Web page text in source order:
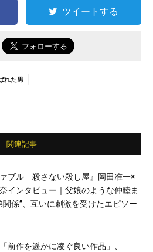
ツイートする
れた男
関連記事
ァブル 殺さない殺し屋』岡田准一×
インタビュー｜父娘のような仲睦ま
関係”、互いに刺激を受けたエピソー
前作を遥かに凌ぐ良い作品」、